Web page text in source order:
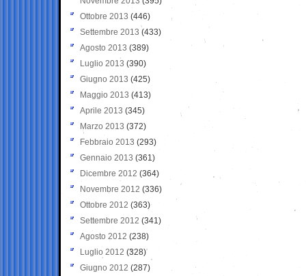
Ottobre 2013 (446)
Settembre 2013 (433)
Agosto 2013 (389)
Luglio 2013 (390)
Giugno 2013 (425)
Maggio 2013 (413)
Aprile 2013 (345)
Marzo 2013 (372)
Febbraio 2013 (293)
Gennaio 2013 (361)
Dicembre 2012 (364)
Novembre 2012 (336)
Ottobre 2012 (363)
Settembre 2012 (341)
Agosto 2012 (238)
Luglio 2012 (328)
Giugno 2012 (287)